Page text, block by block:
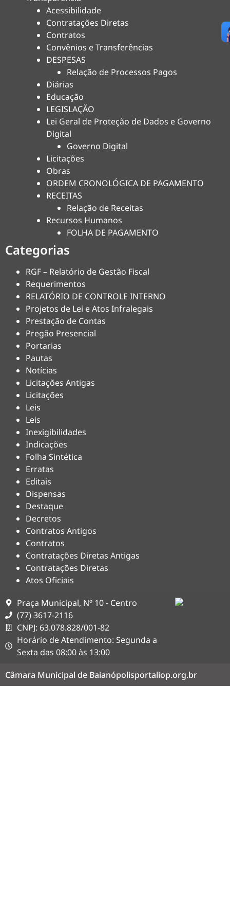
Acessibilidade
Contratações Diretas
Contratos
Convênios e Transferências
DESPESAS
Relação de Processos Pagos
Diárias
Educação
LEGISLAÇÃO
Lei Geral de Proteção de Dados e Governo
Digital
Governo Digital
Licitações
Obras
ORDEM CRONOLÓGICA DE PAGAMENTO
RECEITAS
Relação de Receitas
Recursos Humanos
FOLHA DE PAGAMENTO
Categorias
RGF – Relatório de Gestão Fiscal
Requerimentos
RELATÓRIO DE CONTROLE INTERNO
Projetos de Lei e Atos Infralegais
Prestação de Contas
Pregão Presencial
Portarias
Pautas
Notícias
Licitações Antigas
Licitações
Leis
Leis
Inexigibilidades
Indicações
Folha Sintética
Erratas
Editais
Dispensas
Destaque
Decretos
Contratos Antigos
Contratos
Contratações Diretas Antigas
Contratações Diretas
Atos Oficiais
Praça Municipal, Nº 10 - Centro
(77) 3617-2116
CNPJ: 63.078.828/001-82
Horário de Atendimento: Segunda a
Sexta das 08:00 às 13:00
Câmara Municipal de Baianópolisportaliop.org.br